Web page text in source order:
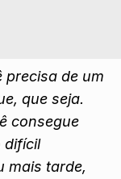
precisa de um
que seja.
consegue
difícil
mais tarde,